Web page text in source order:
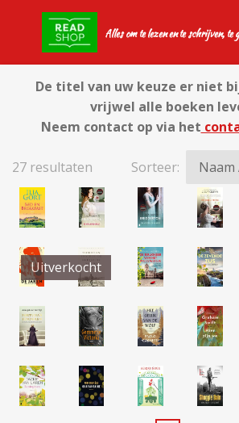
Alles om te lezen en te schrijven, te
De titel van uw keuze er niet
vrijwel alle boeken
Neem contact op via het
27 resultaten Sorteer:
Uitverkocht